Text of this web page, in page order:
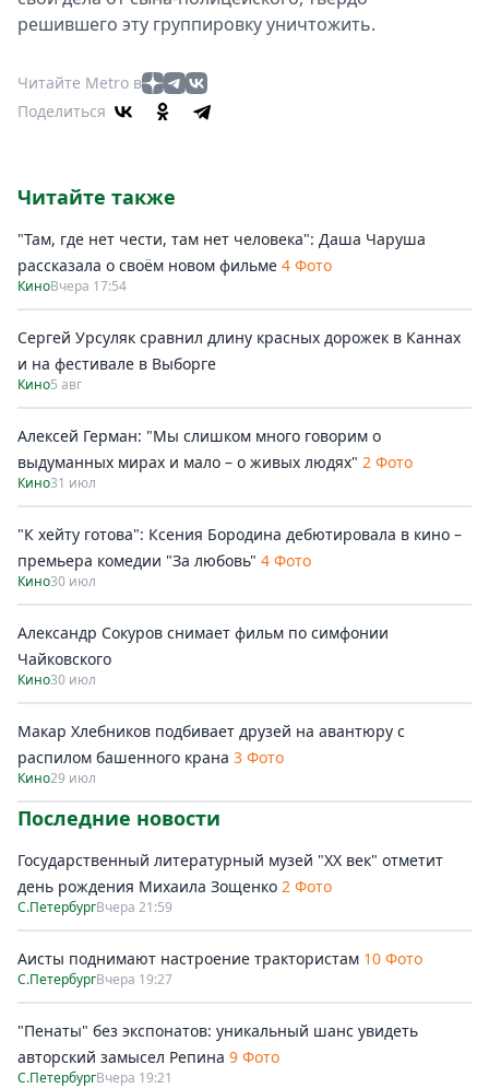
решившего эту группировку уничтожить.
Читайте Metro в
Поделиться
Читайте также
"Там, где нет чести, там нет человека": Даша Чаруша
рассказала о своём новом фильме 4 Фото
КиноВчера 17:54
Сергей Урсуляк сравнил длину красных дорожек в Каннах
и на фестивале в Выборге
Кино5 авг
Алексей Герман: "Мы слишком много говорим о
выдуманных мирах и мало – о живых людях" 2 Фото
Кино31 июл
"К хейту готова": Ксения Бородина дебютировала в кино –
премьера комедии "За любовь" 4 Фото
Кино30 июл
Александр Сокуров снимает фильм по симфонии
Чайковского
Кино30 июл
Макар Хлебников подбивает друзей на авантюру с
распилом башенного крана 3 Фото
Кино29 июл
Последние новости
Государственный литературный музей "ХХ век" отметит
день рождения Михаила Зощенко 2 Фото
С.ПетербургВчера 21:59
Аисты поднимают настроение трактористам 10 Фото
С.ПетербургВчера 19:27
"Пенаты" без экспонатов: уникальный шанс увидеть
авторский замысел Репина 9 Фото
С.ПетербургВчера 19:21